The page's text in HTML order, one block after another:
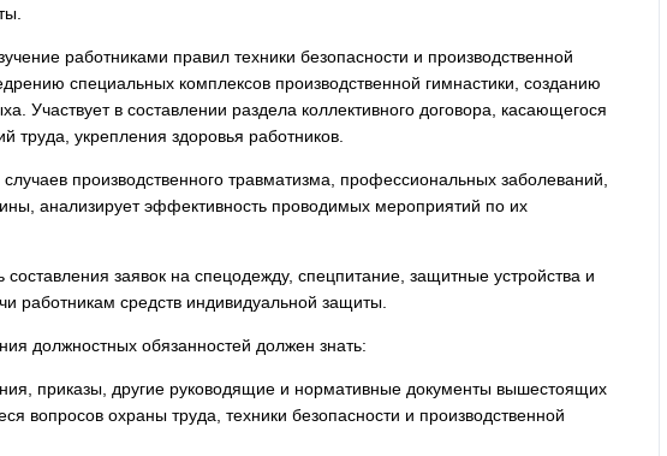
работниками правил техники безопасности и производственной
специальных комплексов производственной гимнастики, созданию
Участвует в составлении раздела коллективного договора, касающегося
труда, укрепления здоровья работников.
производственного травматизма, профессиональных заболеваний,
анализирует эффективность проводимых мероприятий по их
составления заявок на спецодежду, спецпитание, защитные устройства и
работникам средств индивидуальной защиты.
должностных обязанностей должен знать:
приказы, другие руководящие и нормативные документы вышестоящих
вопросов охраны труда, техники безопасности и производственной